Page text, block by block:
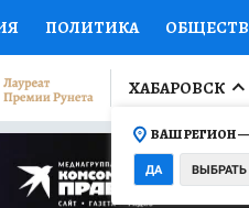
ПОЛИТИКА
КОЛУМНИСТЫ
ФИНАНСЫ ОТКРЫВАЕМ
СПОРТ ПРОМОКОДЫ
ХАБАРОВСК
ВАШ РЕГИОН
ДА